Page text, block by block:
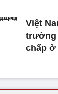
Việt
trường
chấp ở